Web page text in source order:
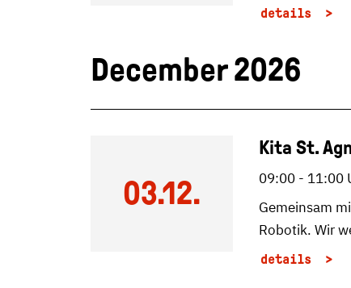
details
December 2026
03.12.
Kita St.
09:00 - 11:00
Gemeinsam
Robotik. Wir
details